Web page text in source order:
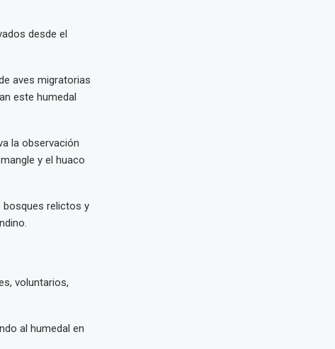
desde el
aves migratorias
este humedal
la observación
y el huaco
bosques relictos y
voluntarios,
al humedal en